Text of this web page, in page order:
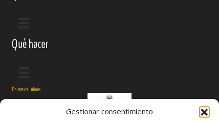
Gestionar consentimiento
Qué hacer
Enlaces de interés: